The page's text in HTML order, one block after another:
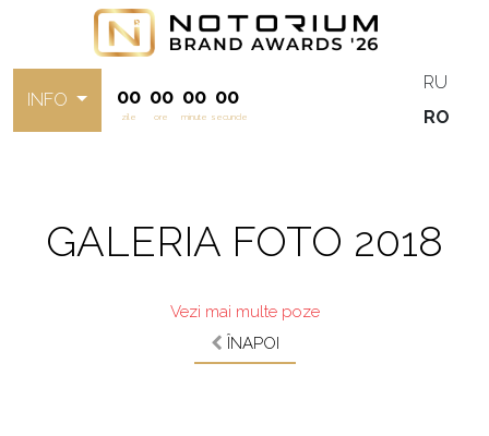
INFO 00
zile
00
ore
00
minute
00
secunde
RU
RO
GALERIA FOTO 2018
Vezi mai multe poze
ÎNAPOI